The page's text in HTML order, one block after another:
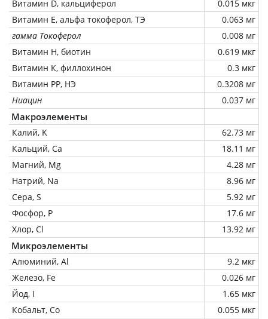
Витамин D, кальциферол
0.015 мкг
Витамин Е, альфа токоферол, ТЭ
0.063 мг
гамма Токоферол
0.008 мг
Витамин Н, биотин
0.619 мкг
Витамин К, филлохинон
0.3 мкг
Витамин РР, НЭ
0.3208 мг
Ниацин
0.037 мг
Макроэлементы
Калий, K
62.73 мг
Кальций, Ca
18.11 мг
Магний, Mg
4.28 мг
Натрий, Na
8.96 мг
Сера, S
5.92 мг
Фосфор, P
17.6 мг
Хлор, Cl
13.92 мг
Микроэлементы
Алюминий, Al
9.2 мкг
Железо, Fe
0.026 мг
Йод, I
1.65 мкг
Кобальт, Co
0.055 мкг